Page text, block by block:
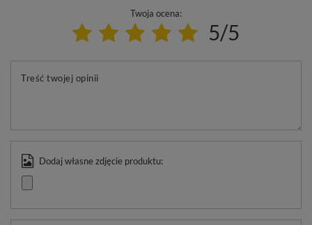
Twoja ocena:
5/5
Treść twojej opinii
Dodaj własne zdjęcie produktu: